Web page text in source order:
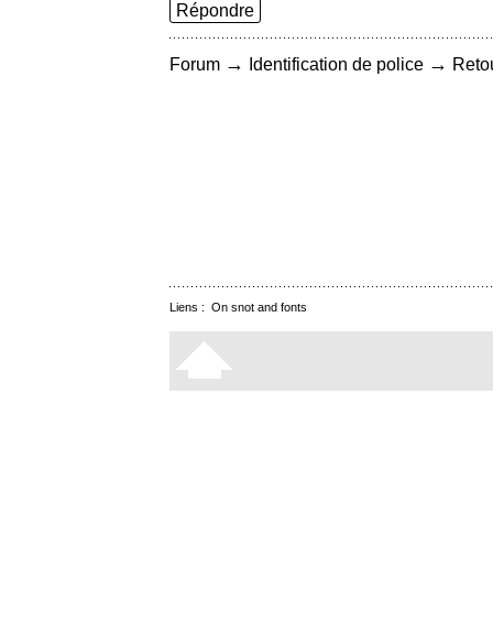
Répondre
Forum → Identification de police →
Liens : On snot and fonts